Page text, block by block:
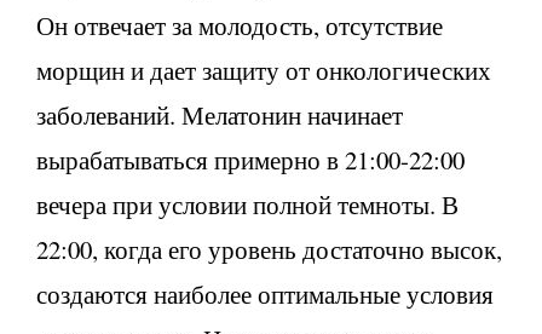
Он отвечает за молодость, отсутствие
морщин и дает защиту от онкологических
заболеваний. Мелатонин начинает
вырабатываться примерно в 21:00-22:00
вечера при условии полной темноты. В
22:00, когда его уровень достаточно высок,
создаются наиболее оптимальные условия